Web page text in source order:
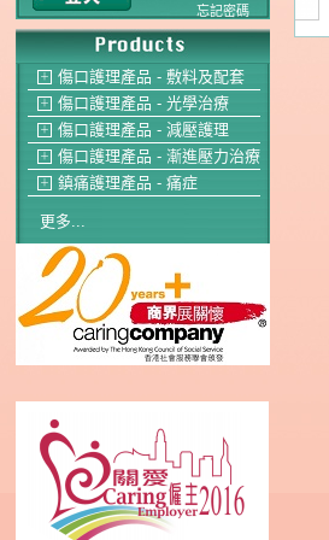
忘記密碼
＋ 傷口護理產品 - 敷料及配套
＋ 傷口護理產品 - 光學治療
＋ 傷口護理產品 - 減壓護理
＋ 傷口護理產品 - 漸進壓力治療
＋ 鎮痛護理產品 - 痛症
更多...